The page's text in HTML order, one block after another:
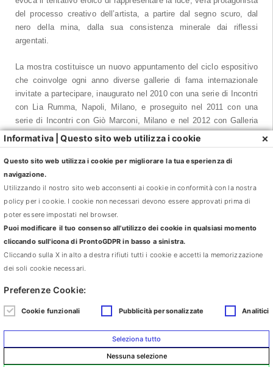
del processo creativo dell’artista, a partire dal segno scuro, dal
nero della mina, dalla sua consistenza minerale dai riflessi
argentati.
La mostra costituisce un nuovo appuntamento del ciclo espositivo
che coinvolge ogni anno diverse gallerie di fama internazionale
invitate a partecipare, inaugurato nel 2010 con una serie di Incontri
con Lia Rumma, Napoli, Milano, e proseguito nel 2011 con una
serie di Incontri con Giò Marconi, Milano e nel 2012 con Galleria
Continua, San Gimignano, Beijing, Le Moulin.
Galleria Continua è nata a San Gimignano nel 1990 su iniziativa di
tre amici: Mario Cristiani, Lorenzo Fiaschi e Maurizio Rigillo;
occupa un suggestivo spazio ricavato da una sala cinematografica
degli anni Cinquanta e costituisce uno dei centri d’arte
contemporanea più importanti d’Italia, riconosciuti a livello
internazionale. Nel 2004 la Galleria Continua ha inaugurato, tra le
prime gallerie occidentali, un nuovo spazio nel distretto artistico di
Pechino, 798 Art District, con lo scopo di promuovere l’arte
contemporanea internazionale in luoghi in cui era poco visibile e di
Continua ha fondato Le Moulin, a Boissy-le-Chatel, nella
campagna parigina, un luogo singolare dedicato alla creazione
manifattura, che in soli tre anni d’attività ha accolto più di 30.000
visitatori.
Informativa | Questo sito web utilizza i cookie ×
Questo sito web utilizza i cookie per migliorare la tua esperienza di
navigazione.
Utilizzando il nostro sito web acconsenti ai cookie in conformità con la nostra
policy per i cookie. I cookie non necessari devono essere approvati prima di
poter essere impostati nel browser.
Puoi modificare il tuo consenso all'utilizzo dei cookie in qualsiasi momento
cliccando sull'icona di ProntoGDPR in basso a sinistra.
Cliccando sulla X in alto a destra rifiuti tutti i cookie e accetti la memorizzazione
dei soli cookie necessari.
Preferenze Cookie:
Cookie funzionali Pubblicità personalizzate Analitici
Seleziona tutto
Nessuna selezione